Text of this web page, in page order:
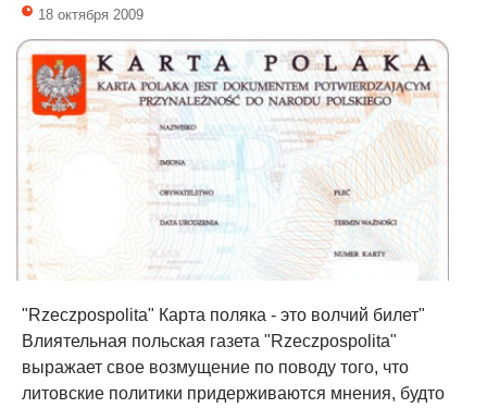
18 октября 2009
"Rzeczpospolita" Карта поляка - это волчий билет"
Влиятельная польская газета "Rzeczpospolita"
выражает свое возмущение по поводу того, что
литовские политики придерживаются мнения, будто